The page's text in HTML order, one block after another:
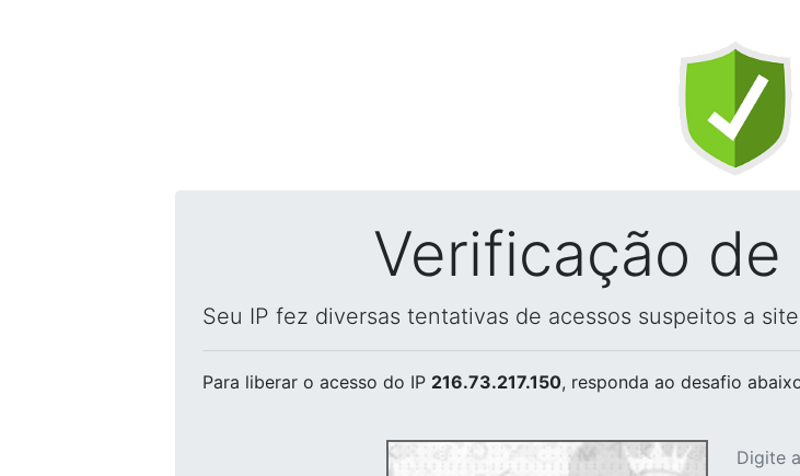
Verificação de
Seu IP fez diversas tentativas de acessos suspeitos a
Para liberar o acesso do IP 216.73.217.150, responda ao desafio
Digite